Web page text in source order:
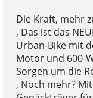
Die Kraft, mehr
, Das ist das
Urban-Bike mit
Motor und 600-
Sorgen um die
, Noch mehr?